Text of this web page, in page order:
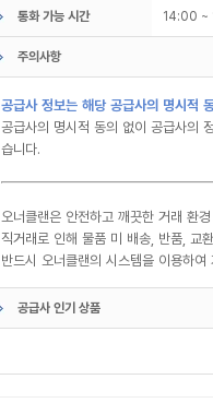
통화 가능 시간 14:00
주의사항
공급사 정보는 해당 공급사의 명시적
공급사의 명시적 동의 없이 공급사의
습니다.
오너클랜은 안전하고 깨끗한 거래 환
직거래로 인해 물품 미 배송, 반품, 교
반드시 오너클랜의 시스템을 이용하
공급사 인기 상품